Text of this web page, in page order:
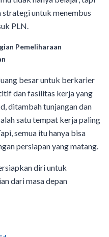
strategi untuk menembus
PLN.
Pemeliharaan
besar untuk berkarier
dan fasilitas kerja yang
ditambah tunjangan dan
satu tempat kerja paling
semua itu hanya bisa
persiapan yang matang.
diri untuk
dari masa depan